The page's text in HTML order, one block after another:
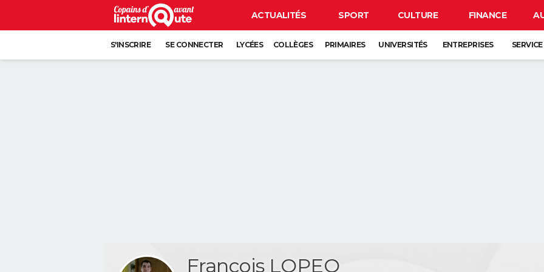
ACTUALITÉS SPORT CULTURE FINANCE
S'INSCRIRE SE CONNECTER LYCÉES COLLÈGES PRIMAIRES UNIVERSITÉS ENTREPRISES
François LOPEO